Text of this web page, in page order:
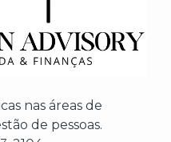
nas áreas de
de pessoas.